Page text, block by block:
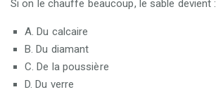
Si on le chauffe beaucoup, le sable devient :
A. Du calcaire
B. Du diamant
C. De la poussière
D. Du verre